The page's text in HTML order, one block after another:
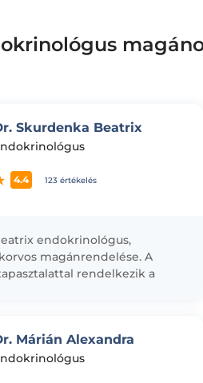
Skurdenka Beatrix
4.4 123 értékelés
endokrinológus,
magánrendelése. A
rendelkezik a
Márián Alexandra